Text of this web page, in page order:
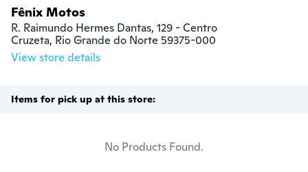
Fênix Motos
R. Raimundo Hermes Dantas, 129 - Centro
Cruzeta, Rio Grande do Norte 59375-000
View store details
Items for pick up at this store:
No Products Found.